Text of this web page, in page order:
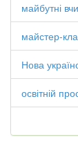
майбутні
майстер-
Нова
освітній